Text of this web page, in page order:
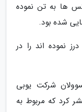
ها به تن نموده
شده بود.
نموده اند را در
شرکت یوبی
کرد که مربوط به